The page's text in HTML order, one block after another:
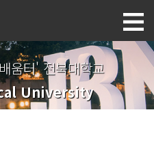
움터' 전북대학교
University